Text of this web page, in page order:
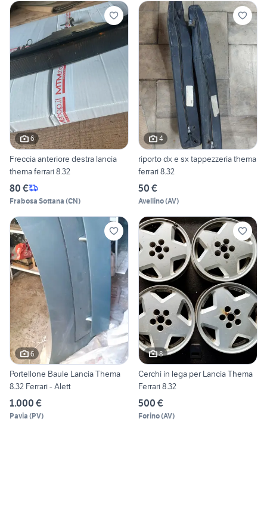
6
Freccia anteriore destra lancia
thema ferrari 8.32
80 €
Frabosa Sottana (CN)
4
riporto dx e sx tappezzeria thema
ferrari 8.32
50 €
Avellino(AV)
6
Portellone Baule Lancia Thema
8.32 Ferrari - Alett
1.000 €
Pavia (PV)
8
Cerchi in lega per Lancia Thema
Ferrari 8.32
500 €
Forino(AV)